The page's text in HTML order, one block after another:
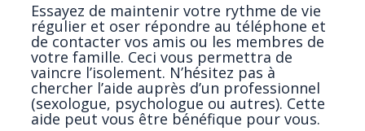
Essayez de maintenir votre rythme de vie
régulier et oser répondre au téléphone et
de contacter vos amis ou les membres de
votre famille. Ceci vous permettra de
vaincre l’isolement. N’hésitez pas à
chercher l’aide auprès d’un professionnel
(sexologue, psychologue ou autres). Cette
aide peut vous être bénéfique pour vous.